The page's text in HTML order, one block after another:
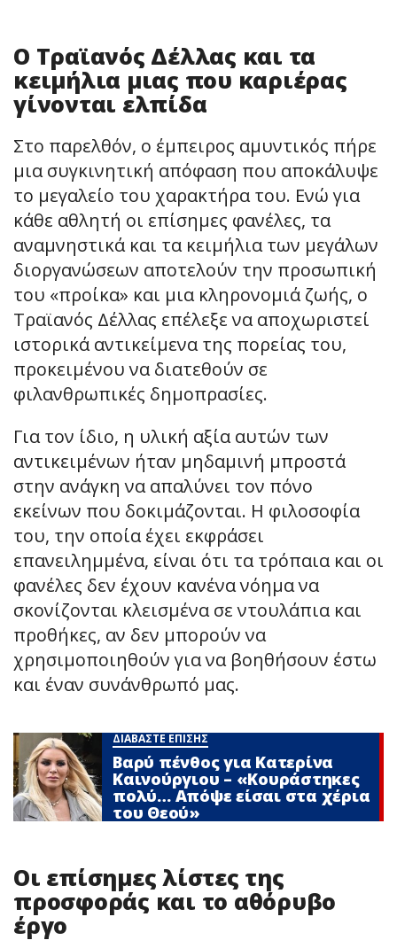
Ο Τραϊανός Δέλλας και τα
κειμήλια μιας που καριέρας
γίνονται ελπίδα
Στο παρελθόν, ο έμπειρος αμυντικός πήρε
μια συγκινητική απόφαση που αποκάλυψε
το μεγαλείο του χαρακτήρα του. Ενώ για
κάθε αθλητή οι επίσημες φανέλες, τα
αναμνηστικά και τα κειμήλια των μεγάλων
διοργανώσεων αποτελούν την προσωπική
του «προίκα» και μια κληρονομιά ζωής, ο
Τραϊανός Δέλλας επέλεξε να αποχωριστεί
ιστορικά αντικείμενα της πορείας του,
προκειμένου να διατεθούν σε
φιλανθρωπικές δημοπρασίες.
Για τον ίδιο, η υλική αξία αυτών των
αντικειμένων ήταν μηδαμινή μπροστά
στην ανάγκη να απαλύνει τον πόνο
εκείνων που δοκιμάζονται. Η φιλοσοφία
του, την οποία έχει εκφράσει
επανειλημμένα, είναι ότι τα τρόπαια και οι
φανέλες δεν έχουν κανένα νόημα να
σκονίζονται κλεισμένα σε ντουλάπια και
προθήκες, αν δεν μπορούν να
χρησιμοποιηθούν για να βοηθήσουν έστω
και έναν συνάνθρωπό μας.
ΔΙΑΒΑΣΤΕ ΕΠΙΣΗΣ
Βαρύ πένθος για Κατερίνα
Καινούργιου – «Κουράστηκες
πολύ… Απόψε είσαι στα χέρια
του Θεού»
Οι επίσημες λίστες της
προσφοράς και το αθόρυβο
έργο